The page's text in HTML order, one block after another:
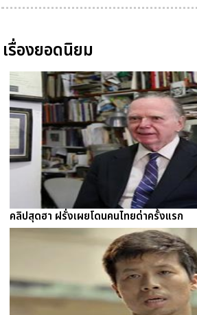
เรื่องยอดนิยม
คลิปสุดฮา ฝรั่งเผยโดนคนไทยด่าครั้งแรก